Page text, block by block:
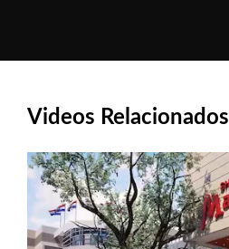
Videos Relacionados